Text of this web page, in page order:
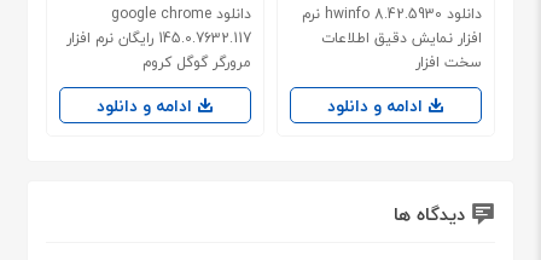
دانلود hwinfo 8.42.5930 نرم
افزار نمایش دقیق اطلاعات
سخت افزار
ادامه و دانلود
دانلود google chrome
145.0.7632.117 رایگان نرم افزار
مرورگر گوگل کروم
ادامه و دانلود
دیدگاه ها